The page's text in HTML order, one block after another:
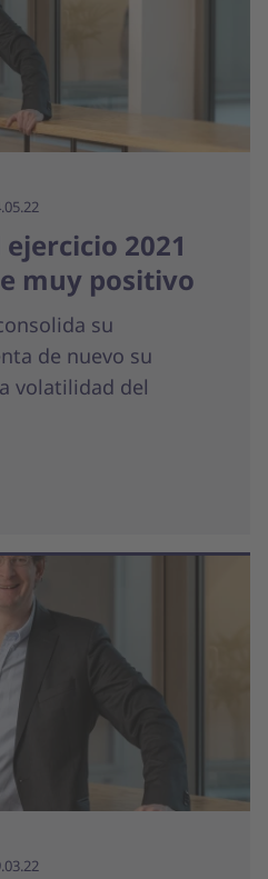
2021
muy positivo
su
de nuevo su
volatilidad del